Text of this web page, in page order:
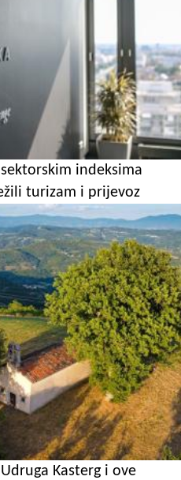
indeksima
turizam i prijevoz
Kasterg i ove